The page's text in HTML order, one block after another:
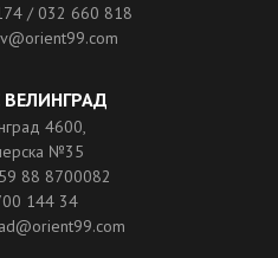
/ 032 660 818
4600,
№35
88 8700082
144 34